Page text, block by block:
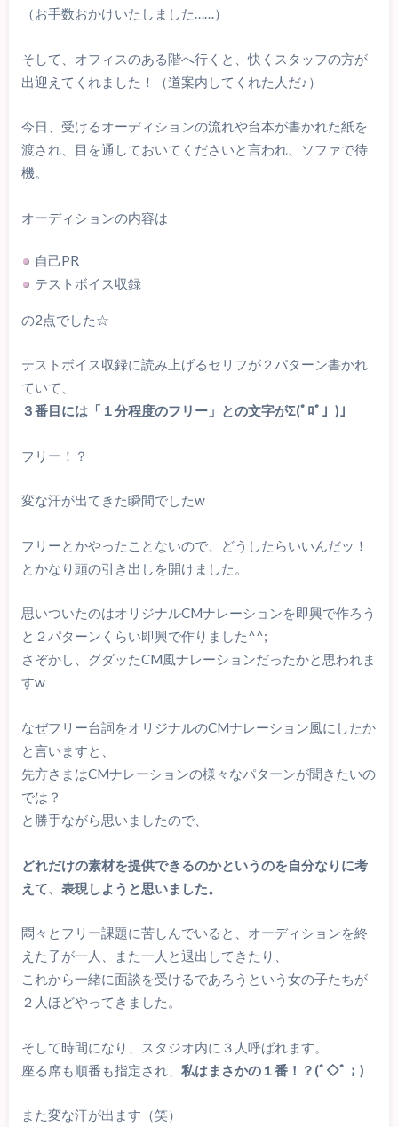
（お手数おかけいたしました……）
そして、オフィスのある階へ行くと、快くスタッフの方が
出迎えてくれました！（道案内してくれた人だ♪）
今日、受けるオーディションの流れや台本が書かれた紙を
渡され、目を通しておいてくださいと言われ、ソファで待
機。
オーディションの内容は
自己PR
テストボイス収録
の2点でした☆
テストボイス収録に読み上げるセリフが２パターン書かれ
ていて、
３番目には「１分程度のフリー」との文字がΣ(ﾟﾛﾟ」)」
フリー！？
変な汗が出てきた瞬間でしたw
フリーとかやったことないので、どうしたらいいんだッ！
とかなり頭の引き出しを開けました。
思いついたのはオリジナルCMナレーションを即興で作ろう
と２パターンくらい即興で作りました^^;
さぞかし、グダッたCM風ナレーションだったかと思われま
すw
なぜフリー台詞をオリジナルのCMナレーション風にしたか
と言いますと、
先方さまはCMナレーションの様々なパターンが聞きたいの
では？
と勝手ながら思いましたので、
どれだけの素材を提供できるのかというのを自分なりに考
えて、表現しようと思いました。
悶々とフリー課題に苦しんでいると、オーディションを終
えた子が一人、また一人と退出してきたり、
これから一緒に面談を受けるであろうという女の子たちが
２人ほどやってきました。
そして時間になり、スタジオ内に３人呼ばれます。
座る席も順番も指定され、 私はまさかの１番！？(ﾟ◇ﾟ；)
また変な汗が出ます（笑）